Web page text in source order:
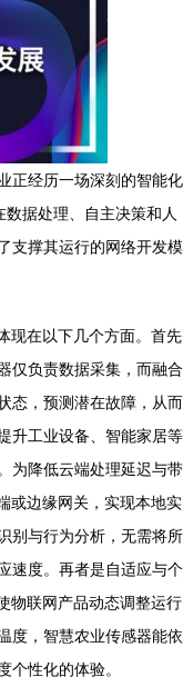
正经历一场深刻的智能化
数据处理、自主决策和人
支撑其运行的网络开发模
现在以下几个方面。首先
仅负责数据采集，而融合
态，预测潜在故障，从而
升工业设备、智能家居等
为降低云端处理延迟与带
或边缘网关，实现本地实
别与行为分析，无需将所
速度。再者是自适应与个
物联网产品动态调整运行
度，智慧农业传感器能依
个性化的体验。